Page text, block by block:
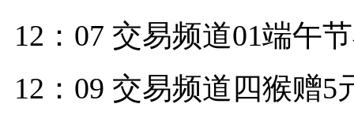
12：07 交易频道01端午
12：09 交易频道四猴赠5